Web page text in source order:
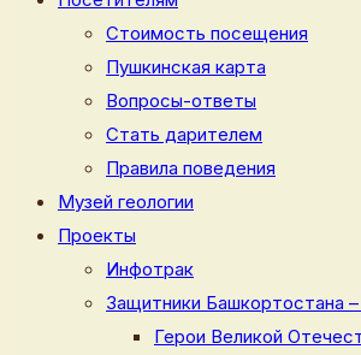
Стоимость посещения
Пушкинская карта
Вопросы-ответы
Стать дарителем
Правила поведения
Музей геологии
Проекты
Инфотрак
Защитники Башкортостана
Герои Великой